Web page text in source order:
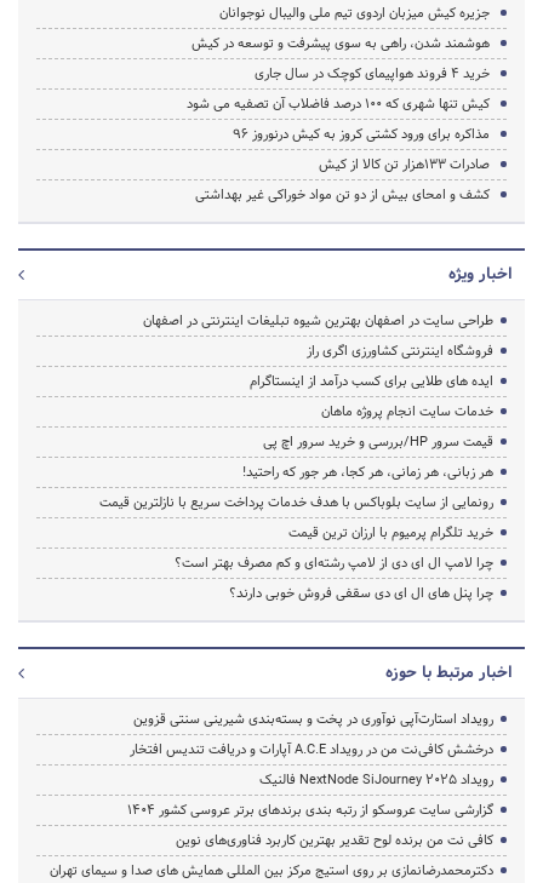
جزیره کیش میزبان اردوی تیم ملی والیبال نوجوانان
هوشمند شدن، راهی به سوی پیشرفت و توسعه در کیش
خرید 4 فروند هواپیمای کوچک در سال جاری
کیش تنها شهری که 100 درصد فاضلاب آن تصفیه می شود
مذاکره برای ورود کشتی کروز به کیش درنوروز 96
صادرات 133هزار تن کالا از کیش
کشف و امحای بیش از دو تن مواد خوراکی غیر بهداشتی
اخبار ویژه
طراحی سایت در اصفهان بهترین شیوه تبلیغات اینترنتی در اصفهان
فروشگاه اینترنتی کشاورزی اگری راز
ایده های طلایی برای کسب درآمد از اینستاگرام
خدمات سایت انجام پروژه ماهان
قیمت سرور HP/بررسی و خرید سرور اچ پی
هر زبانی، هر زمانی، هر کجا، هر جور که راحتید!
رونمایی از سایت بلوباکس با هدف خدمات پرداخت سریع با نازلترین قیمت
خرید تلگرام پرمیوم با ارزان ترین قیمت
چرا لامپ ال ای دی از لامپ رشته‌ای و کم مصرف بهتر است؟
چرا پنل های ال ای دی سقفی فروش خوبی دارند؟
اخبار مرتبط با حوزه
رویداد استارت‌آپی نوآوری در پخت و بسته‌بندی شیرینی سنتی قزوین
درخشش کافی‌نت من در رویداد A.C.E آپارات و دریافت تندیس افتخار
رویداد NextNode SiJourney 2025 فالنیک
گزارشی سایت عروسکو از رتبه بندی برندهای برتر عروسی کشور 1404
کافی نت من برنده لوح تقدیر بهترین کاربرد فناوری‌های نوین
دکترمحمدرضانمازی بر روی استیج مرکز بین المللی همایش های صدا و سیمای تهران